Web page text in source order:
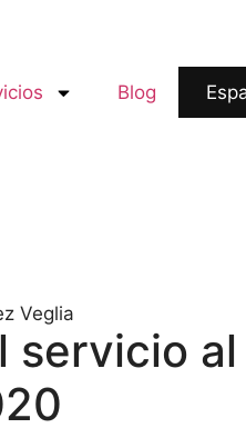
Blog
Veglia
servicio